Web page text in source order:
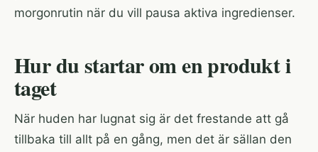
morgonrutin när du vill pausa aktiva ingredienser.
Hur du startar om en produkt i
taget
När huden har lugnat sig är det frestande att gå
tillbaka till allt på en gång, men det är sällan den